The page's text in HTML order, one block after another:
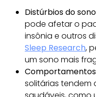
Distúrbios do
pode afetar o
insônia e outros
Sleep Research,
um sono mais
Comportamentos
solitárias tendem